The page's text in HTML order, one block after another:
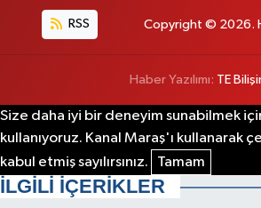
RSS Copyright © 2026.
Haber Yazılımı: TE
Size daha iyi bir deneyim sunabilmek
kullanıyoruz. Kanal Maraş'ı kullanarak
kabul etmiş sayılırsınız.
Tamam